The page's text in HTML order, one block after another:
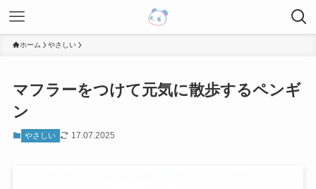
ホーム やさしい
マフラーをつけて元気に散歩するペンギ
ン
やさしい 17.07.2025